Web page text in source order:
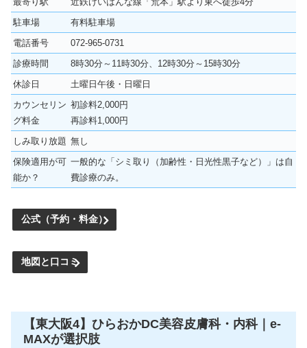
駐車場
有料駐車場
電話番号
072-965-0731
診療時間
8時30分～11時30分、12時30分～15時30分
休診日
土曜日午後・日曜日
カウンセリン
グ料金
初診料2,000円
再診料1,000円
しみ取り放題 無し
保険適用が可
能か？
一般的な「シミ取り（加齢性・日光性黒子など）」は自
費診療のみ。
公式（予約・料金）
地図と口コミ
【東大阪4】ひらおかDC美容皮膚科・内科｜e-
MAXが選択肢